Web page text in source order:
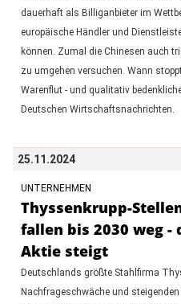
dauerhaft als Billiganbieter im
europäische Händler und
können. Zumal die Chinesen auch
zu umgehen versuchen. Wann
Warenflut - und qualitativ
Deutschen Wirtschaftsnachrichten.
25.11.2024
UNTERNEHMEN
Thyssenkrupp-
fallen bis 2030 weg -
Aktie steigt
Deutschlands größte Stahlfirma
Nachfrageschwäche und